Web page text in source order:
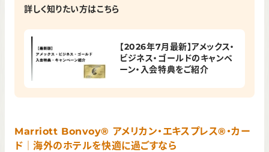
詳しく知りたい方はこちら
【2026年7月最新】アメックス・
ビジネス・ゴールドのキャンペ
ーン・入会特典をご紹介
Marriott Bonvoy® アメリカン・エキスプレス®・カー
ド｜海外のホテルを快適に過ごすなら